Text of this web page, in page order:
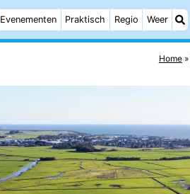
Evenementen Praktisch Regio Weer
Home